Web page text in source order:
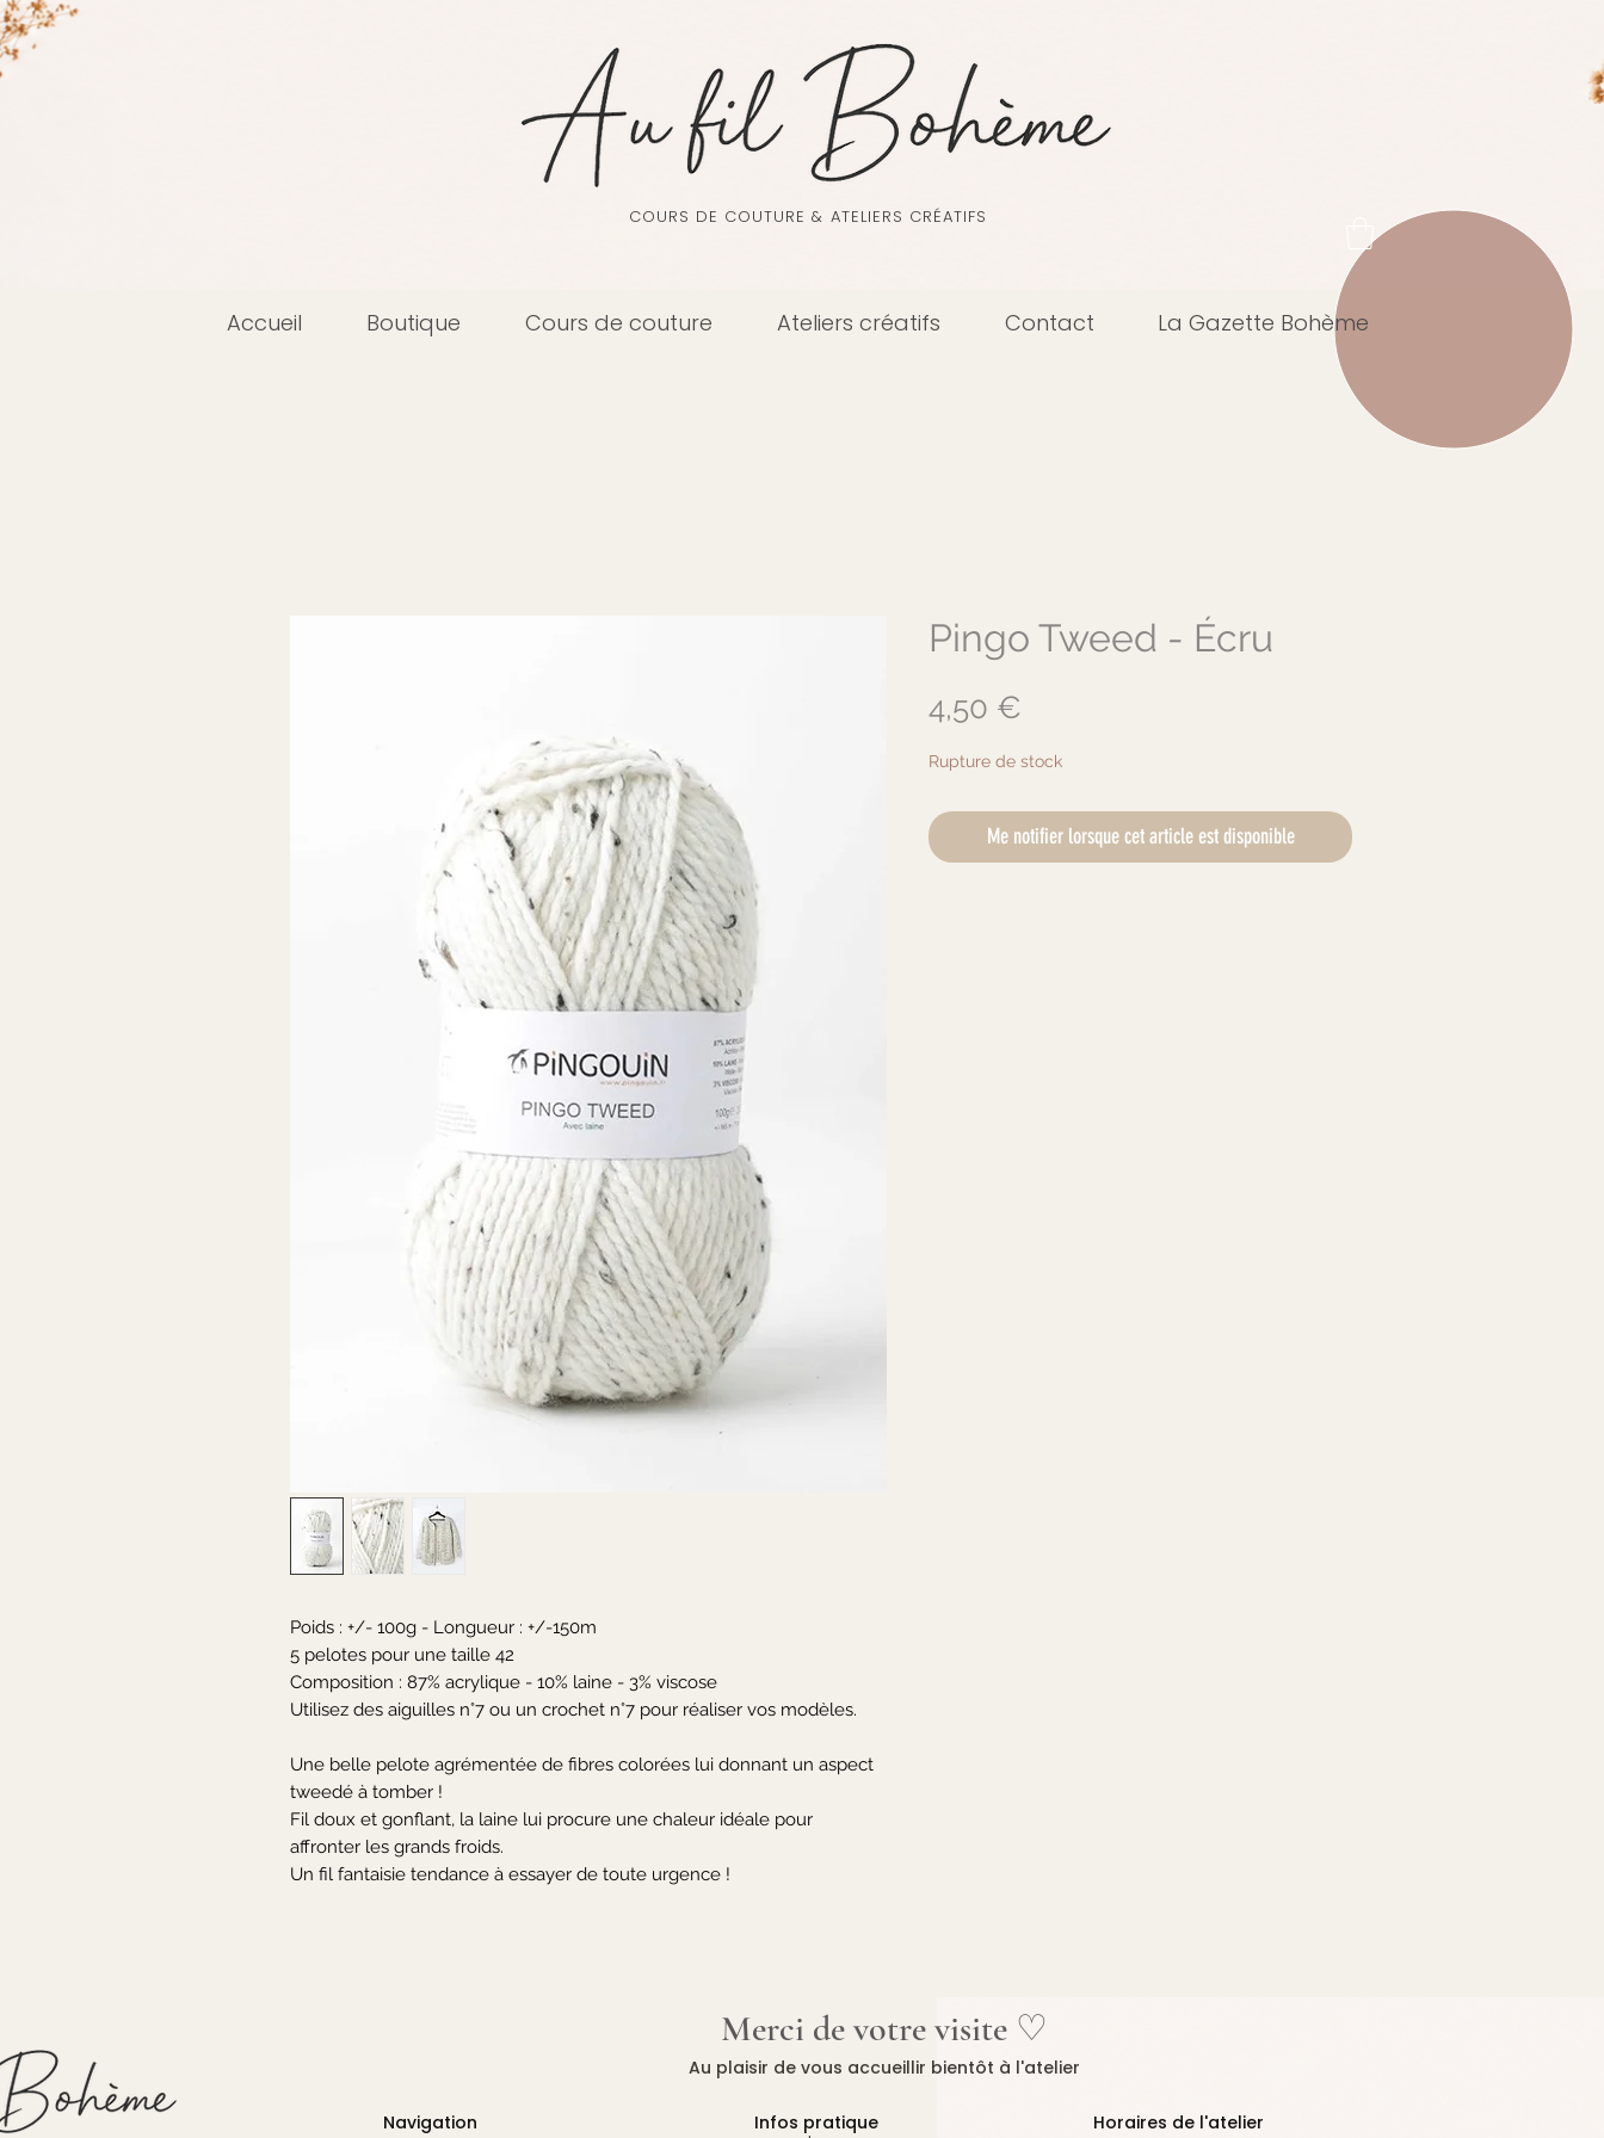
COURS DE COUTURE & ATELIERS CRÉATIFS
Accueil Boutique Cours de couture Ateliers créatifs Contact La Gazette Bohème
Poids : +/- 100g - Longueur : +/-150m
5 pelotes pour une taille 42
Composition : 87% acrylique - 10% laine - 3% viscose
Utilisez des aiguilles n°7 ou un crochet n°7 pour réaliser vos modèles.
Une belle pelote agrémentée de fibres colorées lui donnant un aspect
tweedé à tomber !
Fil doux et gonflant, la laine lui procure une chaleur idéale pour
affronter les grands froids.
Un fil fantaisie tendance à essayer de toute urgence !
Pingo Tweed - Écru
4,50 €
Rupture de stock
Me notifier lorsque cet article est disponible
Merci de votre visite ♡
Au plaisir de vous accueillir bientôt à l'atelier
Navigation Infos pratique Horaires de l'atelier